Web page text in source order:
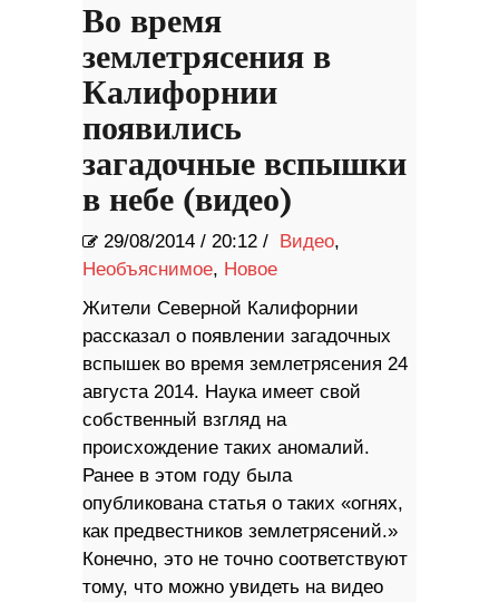
Во время
землетрясения в
Калифорнии
появились
загадочные вспышки
в небе (видео)
29/08/2014 / 20:12 / Видео,
Необъяснимое, Новое
Жители Северной Калифорнии
рассказал о появлении загадочных
вспышек во время землетрясения 24
августа 2014. Наука имеет свой ​​
собственный взгляд на
происхождение таких аномалий.
Ранее в этом году была
опубликована статья о таких «огнях,
как предвестников землетрясений.»
Конечно, это не точно соответствуют
тому, что можно увидеть на видео